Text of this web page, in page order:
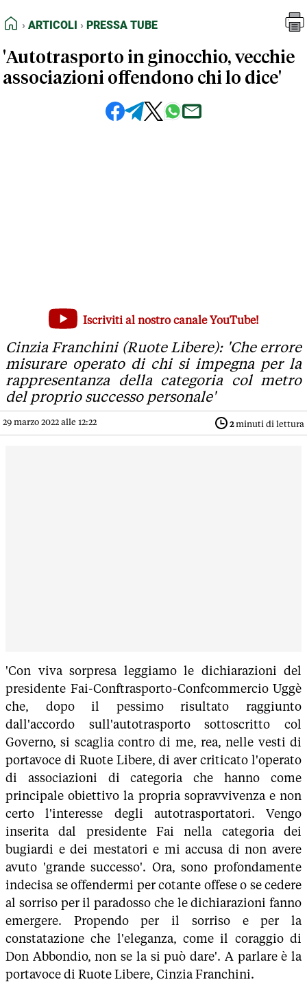
FEED RSS
NORMATIVE DEONTOLOGICHE
TERMINI e CONDIZIONI
Articoli
Pressa Tube
HOME
ARTICOLI PRESSA TUBE
'Autotrasporto in ginocchio, vecchie
associazioni offendono chi lo dice'
'Autotrasporto in ginocchio, vecchie associazioni
Iscriviti al nostro canale YouTube!
Cinzia Franchini (Ruote Libere): 'Che errore
misurare operato di chi si impegna per la
rappresentanza della categoria col metro
del proprio successo personale'
29 marzo 2022 alle 12:22 2minuti di lettura
'Con viva sorpresa leggiamo le dichiarazioni del
presidente Fai-Conftrasporto-Confcommercio Uggè
che, dopo il pessimo risultato raggiunto
dall'accordo sull'autotrasporto sottoscritto col
Governo, si scaglia contro di me, rea, nelle vesti di
portavoce di Ruote Libere, di aver criticato l'operato
di associazioni di categoria che hanno come
principale obiettivo la propria sopravvivenza e non
certo l'interesse degli autotrasportatori. Vengo
inserita dal presidente Fai nella categoria dei
bugiardi e dei mestatori e mi accusa di non avere
avuto 'grande successo'. Ora, sono profondamente
indecisa se offendermi per cotante offese o se cedere
al sorriso per il paradosso che le dichiarazioni fanno
emergere. Propendo per il sorriso e per la
constatazione che l'eleganza, come il coraggio di
Don Abbondio, non se la si può dare'. A parlare è la
portavoce di Ruote Libere, Cinzia Franchini.